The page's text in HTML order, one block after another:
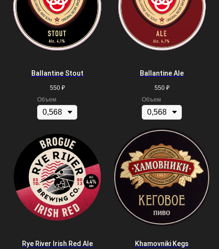
Ballantine Stout
550 ₽
Объем
Ballantine Ale
550 ₽
Объем
Rye River Irish Red Ale Khamovniki Kegs